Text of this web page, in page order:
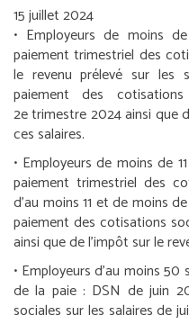
15 juillet 2024
• Employeurs de moins
paiement trimestriel des
le revenu prélevé sur les
paiement des
2etrimestre 2024 ainsi que
ces salaires.
• Employeurs de moins de
paiement trimestriel des
d’au moins 11 et de moins
paiement des cotisations
ainsi que de l’impôt sur le
• Employeurs d’au moins
de la paie : DSN de juin
sociales sur les salaires de